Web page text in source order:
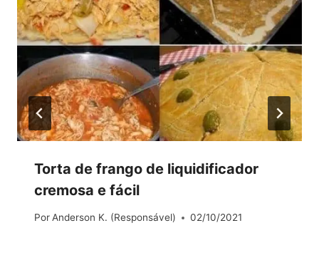
Torta de frango de liquidificador
cremosa e fácil
Por Anderson K. (Responsável) 02/10/2021